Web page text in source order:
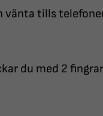
vänta tills
du med 2